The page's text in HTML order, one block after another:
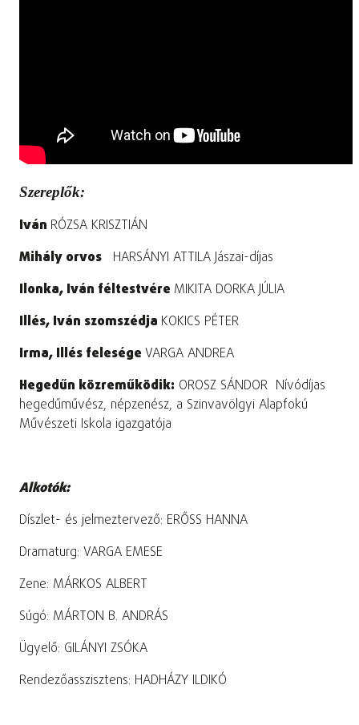
Szereplők:
Iván RÓZSA KRISZTIÁN
Mihály orvos
HARSÁNYI ATTILA Jászai-díjas
Ilonka, Iván féltestvére MIKITA DORKA JÚLIA
Illés, Iván szomszédja KOKICS PÉTER
Irma, Illés felesége VARGA ANDREA
Hegedűn közreműködik: OROSZ SÁNDOR Nívódíjas
hegedűművész, népzenész, a Szinvavölgyi Alapfokú
Művészeti Iskola igazgatója
Alkotók:
Díszlet- és jelmeztervező: ERŐSS HANNA
Dramaturg: VARGA EMESE
Zene: MÁRKOS ALBERT
Súgó: MÁRTON B. ANDRÁS
Ügyelő: GILÁNYI ZSÓKA
Rendezőasszisztens: HADHÁZY ILDIKÓ